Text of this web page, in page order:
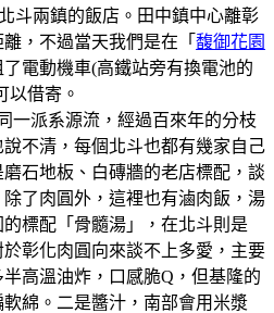
斗兩鎮的飯店。田中鎮中心離彰
，不過當天我們是在「 馥御花園
電動機車(高鐵站旁有換電池的
以借寄。
一派系源流，經過百來年的分枝
不清，每個北斗也都有幾家自己
磨石地板、白磚牆的老店標配，談
除了肉圓外，這裡也有滷肉飯，湯
標配「骨髓湯」，在北斗則是
彰化肉圓向來談不上多愛，主要
高溫油炸，口感脆Q，但基隆的
綿。二是醬汁，南部會用米漿